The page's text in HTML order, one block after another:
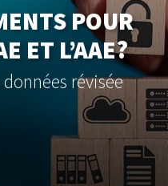
POUR
ET L’AAE?
révisée